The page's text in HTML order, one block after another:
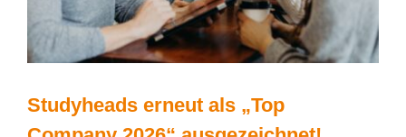
Studyheads erneut als „Top